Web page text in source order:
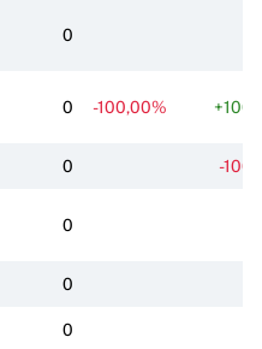
0
0 -100,00%
0 -
0
0
0